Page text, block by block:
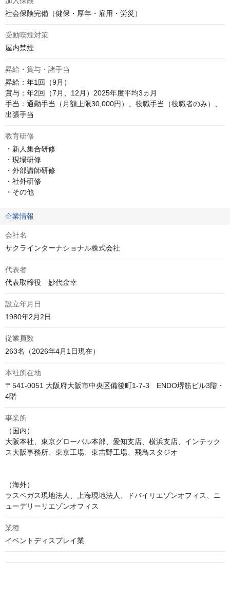
社会保険完備（健保・厚年・雇用・労災）
受動喫煙対策
屋内禁煙
昇給・賞与・諸手当
昇給：年1回（9月）
賞与：年2回（7月、12月）2025年度平均3ヵ月
手当：通勤手当（月額上限30,000円）、役職手当（役職者のみ）、
出張手当
教育研修
・新人集合研修
・現場研修
・外部講師研修
・社外研修
・その他
企業情報
会社名
サクラインターナショナル株式会社
代表者
代表取締役　妙代金幸
設立年月日
1980年2月2日
従業員数
263名（2026年4月1日現在）
本社所在地
〒541-0051 大阪府大阪市中央区備後町1-7-3　ENDO堺筋ビル3階・
4階
事業所
（国内）
大阪本社、東京グローバル本部、愛知支店、横浜支店、インテック
ス大阪事務所、東京工場、東吉野工場、飛鳥スタジオ
（海外）
ラスベガス現地法人、上海現地法人、ドバイリエゾンオフィス、ニ
ューデリーリエゾンオフィス
業種
イベントディスプレイ業